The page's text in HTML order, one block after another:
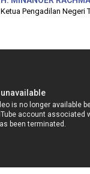
Ketua Pengadilan Negeri